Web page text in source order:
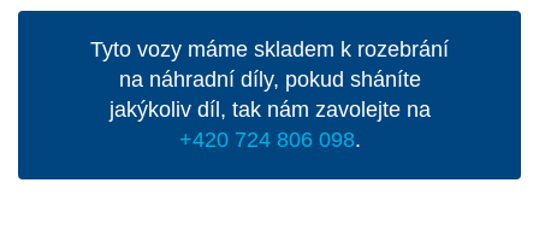
Tyto vozy máme skladem k rozebrání
na náhradní díly, pokud sháníte
jakýkoliv díl, tak nám zavolejte na
+420 724 806 098.